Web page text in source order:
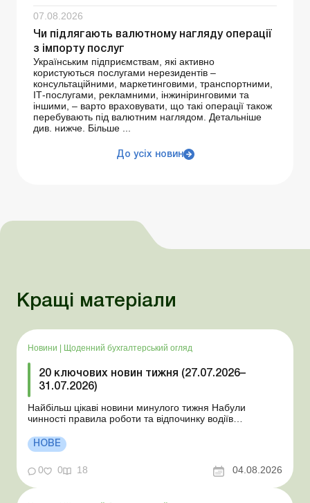
07.08.2026
Чи підлягають валютному нагляду операції
з імпорту послуг
Українським підприємствам, які активно
користуються послугами нерезидентів –
консультаційними, маркетинговими, транспортними,
ІТ-послугами, рекламними, інжиніринговими та
іншими, – варто враховувати, що такі операції також
перебувають під валютним наглядом. Детальніше
див. нижче. Більше ...
До усіх новин
Кращі матеріали
Новини Щоденний бухгалтерський огляд
20 ключових новин тижня (27.07.2026–
31.07.2026)
Найбільш цікаві новини минулого тижня Набули
чинності правила роботи та відпочинку водіїв
стан Для сільгосппідприємств і ФОП запроваджено нові
одноразові статистичні форми З 2 серпня змінюється
порядок зарахування окремих періодів роботи до стр...
НОВЕ
0 0 18 04.08.2026